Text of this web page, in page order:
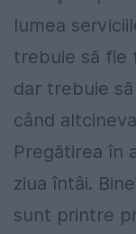
lumea
trebuie să fie
dar trebuie
când
Pregătirea în
ziua întâi.
sunt printre